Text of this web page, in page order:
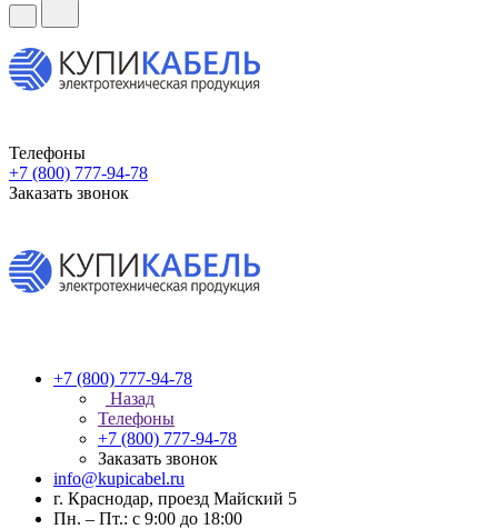
Телефоны
+7 (800) 777-94-78
Заказать звонок
+7 (800) 777-94-78
Назад
Телефоны
+7 (800) 777-94-78
Заказать звонок
info@kupicabel.ru
г. Краснодар, проезд Майский 5
Пн. – Пт.: с 9:00 до 18:00